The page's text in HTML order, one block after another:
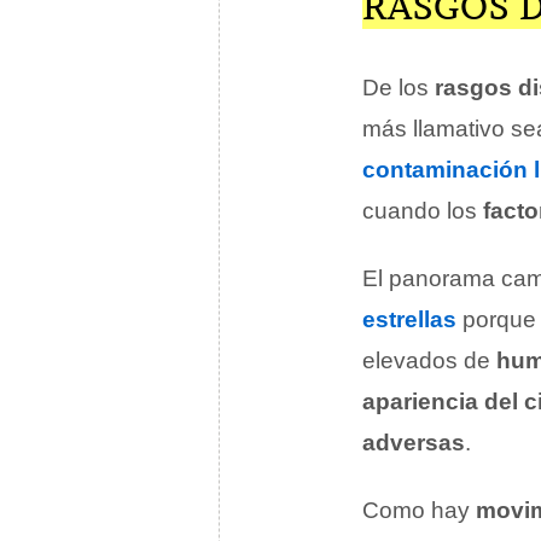
De los rasgos
más llamativo
contaminación
cuando los
El panorama
estrellas
elevados de
apariencia del
adversas.
Como hay